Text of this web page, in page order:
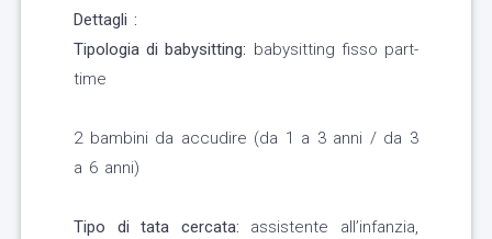
Dettagli :
Tipologia di babysitting: babysitting fisso part-
time
2 bambini da accudire (da 1 a 3 anni / da 3
a 6 anni)
Tipo di tata cercata: assistente all’infanzia,